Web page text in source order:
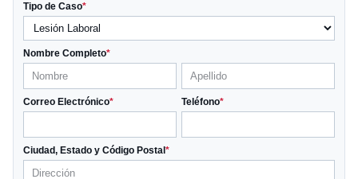
Tipo de Caso*
Nombre Completo*
Correo Electrónico* Teléfono*
Ciudad, Estado y Código Postal *